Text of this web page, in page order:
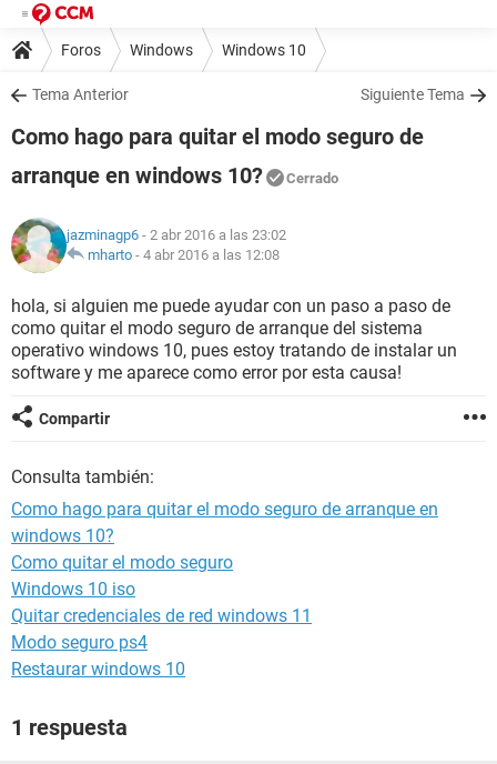
Foros Windows Windows 10
Tema Anterior Siguiente Tema
Como hago para quitar el modo seguro de
arranque en windows 10?
Cerrado
jazminagp6 - 2 abr 2016 a las 23:02
mharto - 4 abr 2016 a las 12:08
hola, si alguien me puede ayudar con un paso a paso de
como quitar el modo seguro de arranque del sistema
operativo windows 10, pues estoy tratando de instalar un
software y me aparece como error por esta causa!
Compartir
Consulta también:
Como hago para quitar el modo seguro de arranque en
windows 10?
Como quitar el modo seguro
Windows 10 iso
Quitar credenciales de red windows 11
Modo seguro ps4
Restaurar windows 10
1 respuesta